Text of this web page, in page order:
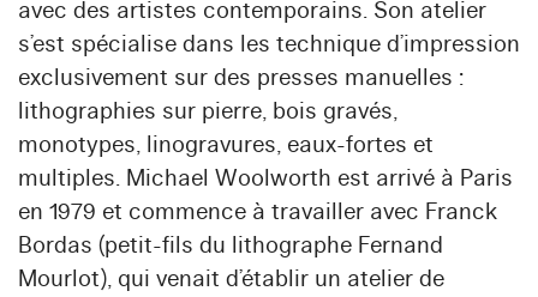
avec des artistes contemporains. Son atelier
s’est spécialise dans les technique d’impression
exclusivement sur des presses manuelles :
lithographies sur pierre, bois gravés,
monotypes, linogravures, eaux-fortes et
multiples. Michael Woolworth est arrivé à Paris
en 1979 et commence à travailler avec Franck
Bordas (petit-fils du lithographe Fernand
Mourlot), qui venait d’établir un atelier de